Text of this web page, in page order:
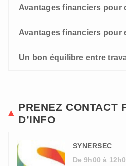
Avantages financiers pour
Avantages financiers pour
Un bon équilibre entre
PRENEZ CONTACT
D’INFO
SYNERSEC
De 9h00 à